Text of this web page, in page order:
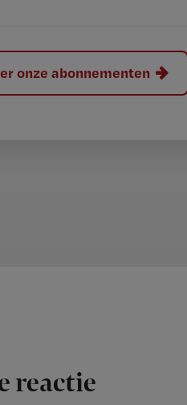
onze abonnementen
reactie